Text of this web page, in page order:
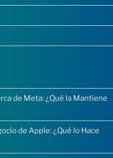
de Meta: ¿Qué la Mantiene
de Apple: ¿Qué lo Hace